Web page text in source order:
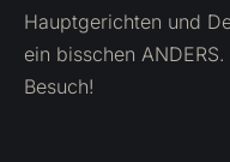
Hauptgerichten und
ein bisschen
Besuch!